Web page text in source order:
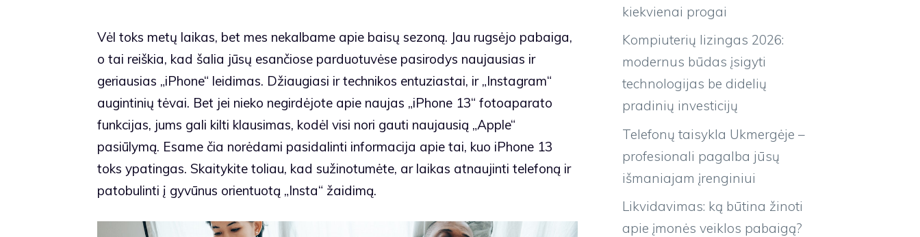
Vėl toks metų laikas, bet mes nekalbame apie baisų sezoną. Jau rugsėjo pabaiga,
o tai reiškia, kad šalia jūsų esančiose parduotuvėse pasirodys naujausias ir
geriausias „iPhone“ leidimas. Džiaugiasi ir technikos entuziastai, ir „Instagram“
augintinių tėvai. Bet jei nieko negirdėjote apie naujas „iPhone 13“ fotoaparato
funkcijas, jums gali kilti klausimas, kodėl visi nori gauti naujausią „Apple“
pasiūlymą. Esame čia norėdami pasidalinti informacija apie tai, kuo iPhone 13
toks ypatingas. Skaitykite toliau, kad sužinotumėte, ar laikas atnaujinti telefoną ir
patobulinti į gyvūnus orientuotą „Insta“ žaidimą.
kiekvienai progai
Kompiuterių lizingas 2026:
modernus būdas įsigyti
technologijas be didelių
pradinių investicijų
Telefonų taisykla Ukmergėje –
profesionali pagalba jūsų
išmaniajam įrenginiui
Likvidavimas: ką būtina žinoti
apie įmonės veiklos pabaigą?